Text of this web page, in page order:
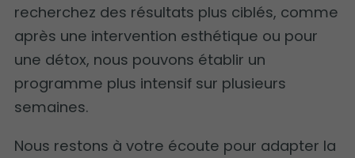
recherchez des résultats plus ciblés, comme
après une intervention esthétique ou pour
une détox, nous pouvons établir un
programme plus intensif sur plusieurs
semaines.
Nous restons à votre écoute pour adapter la